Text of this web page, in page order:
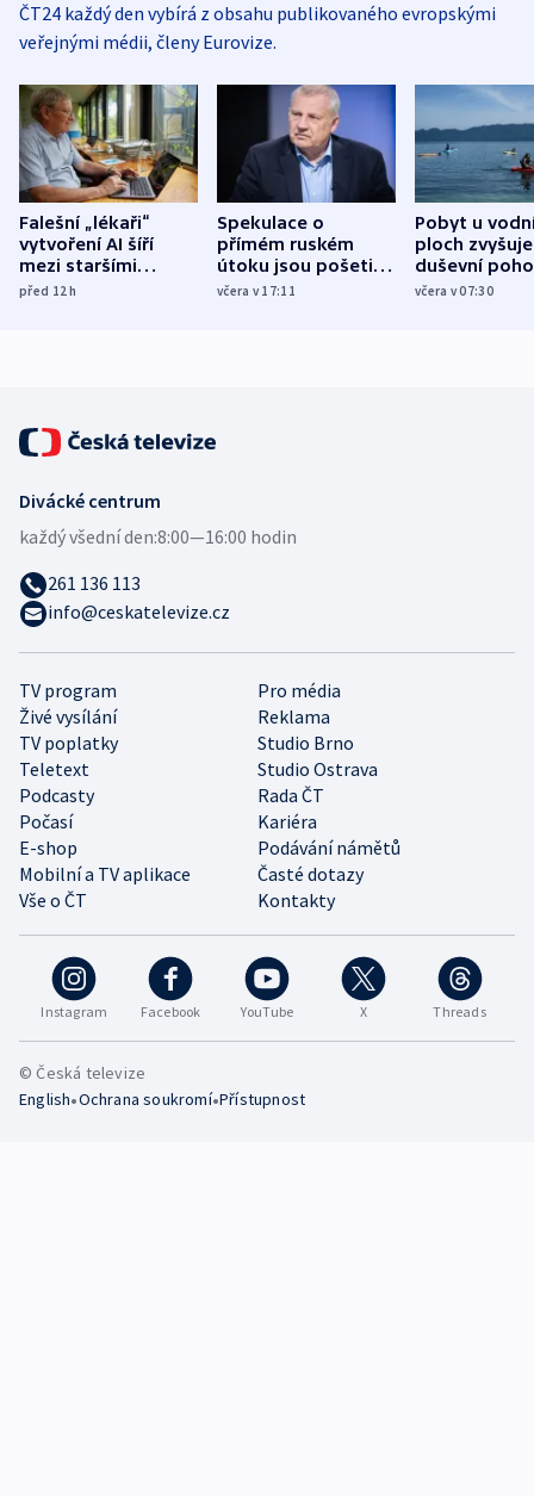
ČT24 každý den vybírá z obsahu publikovaného evropskými
veřejnými médii, členy Eurovize.
Falešní „lékaři“
vytvoření AI šíří
mezi staršími
Poláky nebezpečné
před 12h
Spekulace o
přímém ruském
útoku jsou pošetilé,
míní estonský
včera v 17:11
Pobyt u
ploch zvyšuje
duševní
ukázala
včera v 07:30
Instagram Facebook YouTube X Threads
TV program
Pro média
Živé vysílání
Reklama
TV poplatky
Studio Brno
Teletext
Studio Ostrava
Podcasty
Rada ČT
Počasí
Kariéra
E-shop
Podávání námětů
Mobilní a TV aplikace
Časté dotazy
Vše o ČT
Kontakty
Divácké centrum
každý všední den:8:00—16:00 hodin
261 136 113
info@ceskatelevize.cz
© Česká televize
English•Ochrana soukromí•Přístupnost